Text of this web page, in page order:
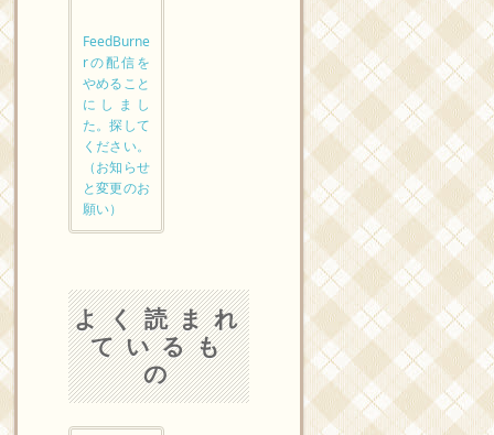
FeedBurne
rの配信を
やめること
にしまし
た。探して
ください。
（お知らせ
と変更のお
願い）
よく読まれ
ているも
の